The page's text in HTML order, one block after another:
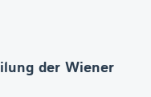
der Wiener